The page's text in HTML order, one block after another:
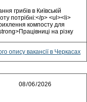
грибів в Київській
потрібні:</p> <ul><li>
компосту для
на різку
опису вакансії в Черкасах